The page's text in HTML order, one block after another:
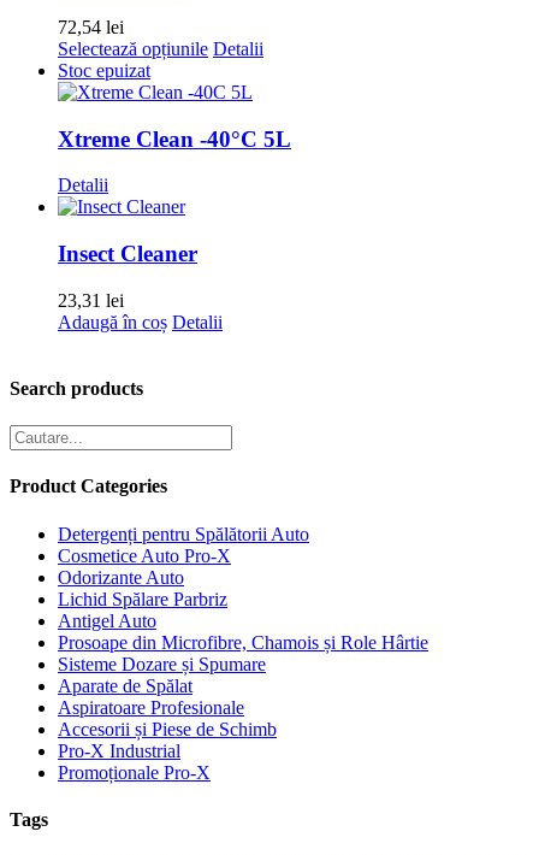
72,54 lei
Selectează opțiunile Acest
are
multe
variații.
Detalii
Stoc epuizat
Xtreme Clean -40°C 5L
Detalii
Insect Cleaner
23,31 lei
Adaugă în coș Detalii
Search products
Product Categories
Detergenți pentru Spălătorii Auto
Cosmetice Auto Pro-X
Odorizante Auto
Lichid Spălare Parbriz
Antigel Auto
Prosoape din Microfibre, Chamois și Role Hârtie
Sisteme Dozare și Spumare
Aparate de Spălat
Aspiratoare Profesionale
Accesorii și Piese de Schimb
Pro-X Industrial
Promoționale Pro-X
Tags